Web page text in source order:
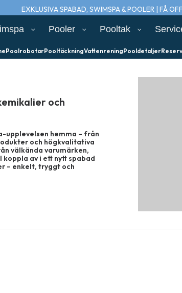
EXKLUSIVA SPABAD, SWIMSPA & POOLER | FÅ
Pooler Pooltak
PoolrobotarPooltäckningVattenreningPooldetaljer
och
upplevelsen hemma – från
och högkvalitativa
välkända varumärken,
koppla av i ett nytt spabad
– enkelt, tryggt och